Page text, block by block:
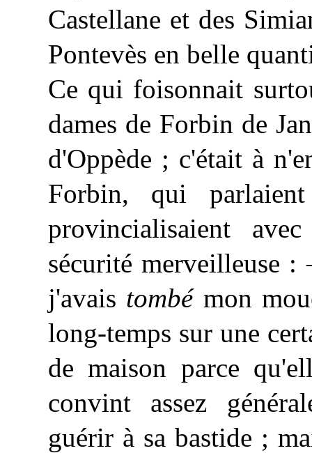
Castellane et des
Pontevès en belle
Ce qui foisonnait
dames de Forbin de
d'Oppède ; c'était à
Forbin, qui
provincialisaient
sécurité merveilleuse
j'avais tombémon
long-temps sur une
de maison parce
convint assez
guérir à sa bastide ;